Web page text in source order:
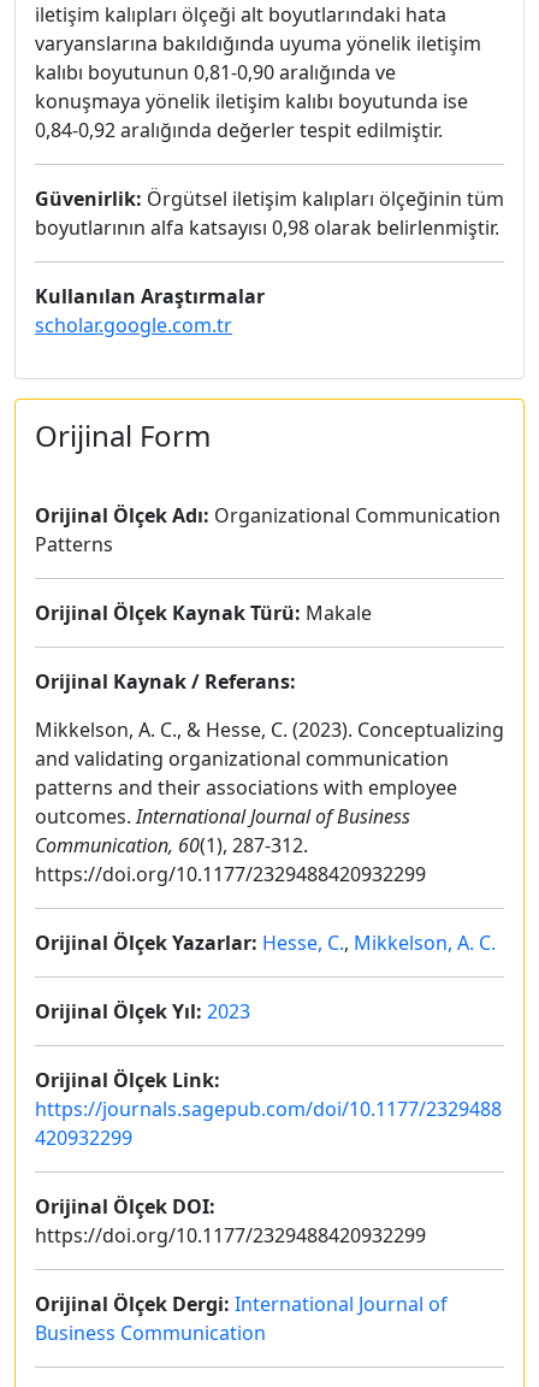
iletişim kalıpları ölçeği alt boyutlarındaki hata
varyanslarına bakıldığında uyuma yönelik iletişim
kalıbı boyutunun 0,81-0,90 aralığında ve
konuşmaya yönelik iletişim kalıbı boyutunda ise
0,84-0,92 aralığında değerler tespit edilmiştir.
Güvenirlik: Örgütsel iletişim kalıpları ölçeğinin tüm
boyutlarının alfa katsayısı 0,98 olarak belirlenmiştir.
Kullanılan Araştırmalar
scholar.google.com.tr
Orijinal Form
Orijinal Ölçek Adı: Organizational Communication
Patterns
Orijinal Ölçek Kaynak Türü: Makale
Orijinal Kaynak / Referans:
Mikkelson, A. C., & Hesse, C. (2023). Conceptualizing
and validating organizational communication
patterns and their associations with employee
outcomes.International Journal of Business
Communication, 60(1), 287-312.
https://doi.org/10.1177/2329488420932299
Orijinal Ölçek Yazarlar: Hesse, C., Mikkelson, A. C.
Orijinal Ölçek Yıl: 2023
Orijinal Ölçek Link:
https://journals.sagepub.com/doi/10.1177/2329488
420932299
Orijinal Ölçek DOI:
https://doi.org/10.1177/2329488420932299
Orijinal Ölçek Dergi: International Journal of
Business Communication